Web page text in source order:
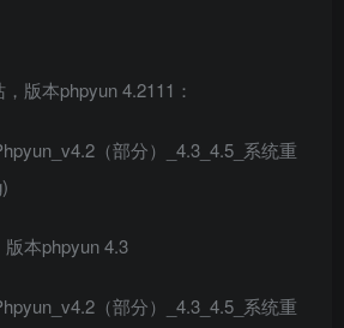
版本phpyun 4.2111：
（部分）_4.3_4.5_系统重
本phpyun 4.3
（部分）_4.3_4.5_系统重